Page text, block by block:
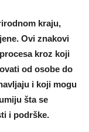
kraju,
Ovi znakovi
kroz koji
od osobe do
i koji mogu
šta se
i podrške.